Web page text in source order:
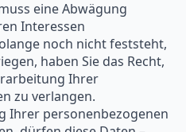
eine Abwägung
Interessen
noch nicht feststeht,
haben Sie das Recht,
Ihrer
zu verlangen.
Ihrer personenbezogenen